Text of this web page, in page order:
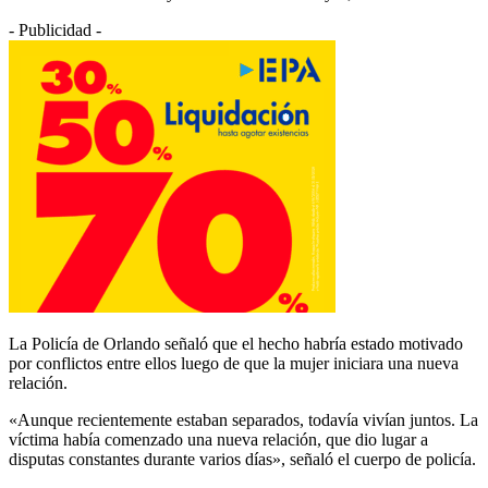
- Publicidad -
La Policía de Orlando señaló que el hecho habría estado motivado
por conflictos entre ellos luego de que la mujer iniciara una nueva
relación.
«Aunque recientemente estaban separados, todavía vivían juntos. La
víctima había comenzado una nueva relación, que dio lugar a
disputas constantes durante varios días», señaló el cuerpo de policía.